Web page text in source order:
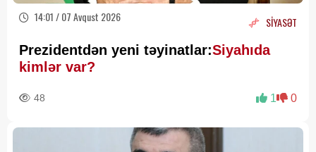
14:01 / 07 Avqust 2026 SİYASƏT
Prezidentdən yeni təyinatlar:Siyahıda
kimlər var?
48 1 0